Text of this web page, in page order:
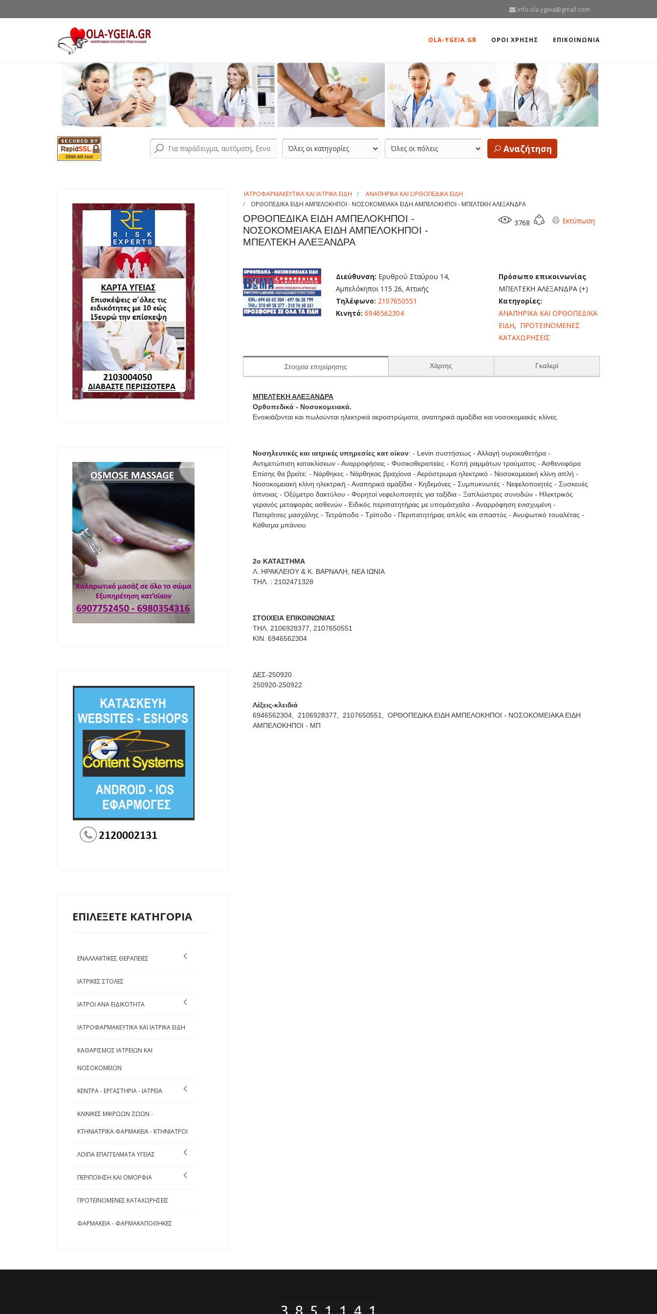
info.ola.ygeia@gmail.com
OLA-YGEIA.GR ΟΡΟΙ ΧΡΗΣΗΣ ΕΠΙΚΟΙΝΩΝΙΑ
Αναζήτηση
ΕΠΙΛΕΞΕΤΕ ΚΑΤΗΓΟΡΙΑ
ΕΝΑΛΛΑΚΤΙΚΕΣ ΘΕΡΑΠΕΙΕΣ
ΙΑΤΡΙΚΕΣ ΣΤΟΛΕΣ
ΙΑΤΡΟΙ ΑΝΑ ΕΙΔΙΚΟΤΗΤΑ
ΙΑΤΡΟΦΑΡΜΑΚΕΥΤΙΚΑ ΚΑΙ ΙΑΤΡΙΚΑ ΕΙΔΗ
ΚΑΘΑΡΙΣΜΟΣ ΙΑΤΡΕΙΩΝ ΚΑΙ
ΝΟΣΟΚΟΜΕΙΩΝ
ΚΕΝΤΡΑ - ΕΡΓΑΣΤΗΡΙΑ - ΙΑΤΡΕΙΑ
ΚΛΙΝΙΚΕΣ ΜΙΚΡΩΩΝ ΖΩΩΝ -
ΚΤΗΝΙΑΤΡΙΚΑ ΦΑΡΜΑΚΕΙΑ - ΚΤΗΝΙΑΤΡΟΙ
ΛΟΙΠΑ ΕΠΑΓΓΕΛΜΑΤΑ ΥΓΕΙΑΣ
ΠΕΡΙΠΟΙΗΣΗ ΚΑΙ ΟΜΟΡΦΙΑ
ΠΡΟΤΕΙΝΟΜΕΝΕΣ ΚΑΤΑΧΩΡΗΣΕΙΣ
ΦΑΡΜΑΚΕΙΑ - ΦΑΡΜΑΚΑΠΟΘΗΚΕΣ
ΙΑΤΡΟΦΑΡΜΑΚΕΥΤΙΚΑ ΚΑΙ ΙΑΤΡΙΚΑ ΕΙΔΗ
ΑΝΑΠΗΡΙΚΑ ΚΑΙ ΟΡΘΟΠΕΔΙΚΑ ΕΙΔΗ
ΟΡΘΟΠΕΔΙΚΑ ΕΙΔΗ ΑΜΠΕΛΟΚΗΠΟΙ - ΝΟΣΟΚΟΜΕΙΑΚΑ ΕΙΔΗ ΑΜΠΕΛΟΚΗΠΟΙ - ΜΠΕΛΤΕΚΗ ΑΛΕΞΑΝΔΡΑ
ΟΡΘΟΠΕΔΙΚΑ ΕΙΔΗ ΑΜΠΕΛΟΚΗΠΟΙ -
ΝΟΣΟΚΟΜΕΙΑΚΑ ΕΙΔΗ ΑΜΠΕΛΟΚΗΠΟΙ -
ΜΠΕΛΤΕΚΗ ΑΛΕΞΑΝΔΡΑ
3768 Εκτύπωση
Διεύθυνση: Ερυθρού Σταύρου 14,
Αμπελόκηποι 115 26, Αττικής
Τηλέφωνο: 2107650551
Κινητό: 6946562304
Πρόσωπο επικοινωνίας
ΜΠΕΛΤΕΚΗ ΑΛΕΞΑΝΔΡΑ (+)
Κατηγορίες:
ΑΝΑΠΗΡΙΚΑ ΚΑΙ ΟΡΘΟΠΕΔΙΚΑ
ΕΙΔΗ, ΠΡΟΤΕΙΝΟΜΕΝΕΣ
ΚΑΤΑΧΩΡΗΣΕΙΣ
Στοιχεία επιχείρησης Χάρτης Γκαλερί
ΜΠΕΛΤΕΚΗ ΑΛΕΞΑΝΔΡΑ
Ορθοπεδικά - Νοσοκομειακά.
Ενοικιάζονται και πωλούνται ηλεκτρικά αεροστρώματα, αναπηρικά αμαξίδια και νοσοκομιακές κλίνες.
Νοσηλευτικές και ιατρικές υπηρεσίες κατ οίκον: - Levin συστήσεως - Αλλαγή ουροκαθετήρα -
Αντιμετώπιση κατακλίσεων - Αναρροφήσεις - Φυσικοθεραπείες - Κοπή ραμμάτων τραύματος - Ασθενοφόρα
Επίσης θα βρείτε: - Νάρθηκες - Νάρθηκας βραχίονα - Αερόστρωμα ηλεκτρικό - Νοσοκομειακή κλίνη απλή -
Νοσοκομειακή κλίνη ηλεκτρική - Αναπηρικά αμαξίδια - Κηδεμόνες - Συμπυκνωτές - Νεφελοποιητές - Συσκευές
άπνοιας - Οξύμετρο δακτύλου - Φορητοί νεφελοποιητές για ταξίδια - Ξαπλώστρες συνοδών - Ηλεκτρικός
γερανός μεταφοράς ασθενών - Ειδικός περιπατητήρας με υπομάσχαλα - Αναρρόφηση ενισχυμένη -
Πατερίτσες μασχάλης - Τετράποδο - Τρίποδο - Περιπατητήρας απλός και σπαστός - Ανυψωτικό τουαλέτας -
Κάθισμα μπάνιου
2ο ΚΑΤΑΣΤΗΜΑ
Λ. ΗΡΑΚΛΕΙΟΥ & Κ. ΒΑΡΝΑΛΗ, ΝΕΑ ΙΩΝΙΑ
ΤΗΛ. : 2102471328
ΣΤΟΙΧΕΙΑ ΕΠΙΚΟΙΝΩΝΙΑΣ
ΤΗΛ. 2106928377, 2107650551
ΚΙΝ. 6946562304
ΔΕΣ-250920
250920-250922
Λέξεις-κλειδιά
6946562304,
2106928377, 2107650551,
ΟΡΘΟΠΕΔΙΚΑ ΕΙΔΗ ΑΜΠΕΛΟΚΗΠΟΙ - ΝΟΣΟΚΟΜΕΙΑΚΑ ΕΙΔΗ
ΑΜΠΕΛΟΚΗΠΟΙ - ΜΠ